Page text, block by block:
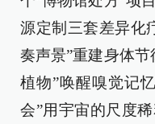
源定制三套差异化
奏声景”重建身体
植物”唤醒嗅觉记
会”用宇宙的尺度